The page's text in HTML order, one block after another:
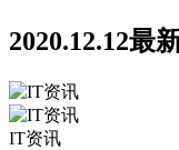
2020.12.12最
IT资讯